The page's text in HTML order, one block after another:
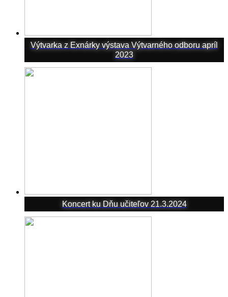
Výtvarka z Exnárky výstava Výtvarného odboru apríl
2023
Koncert ku Dňu učiteľov 21.3.2024